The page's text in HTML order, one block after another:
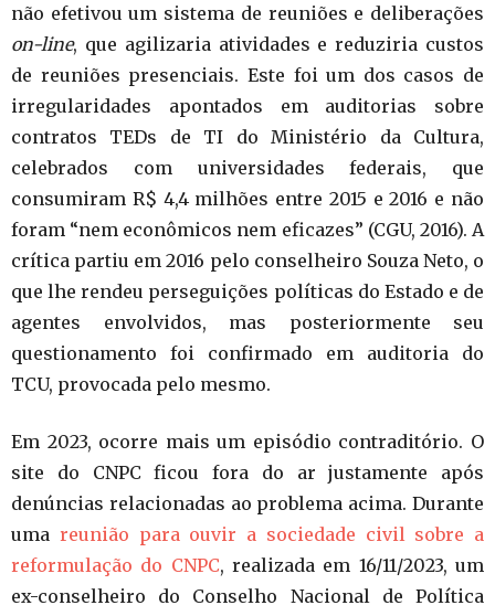
não efetivou um sistema de reuniões e deliberações
on-line, que agilizaria atividades e reduziria custos
de reuniões presenciais. Este foi um dos casos de
irregularidades apontados em auditorias sobre
contratos TEDs de TI do Ministério da Cultura,
celebrados com universidades federais, que
consumiram R$ 4,4 milhões entre 2015 e 2016 e não
foram “nem econômicos nem eficazes” (CGU, 2016). A
crítica partiu em 2016 pelo conselheiro Souza Neto, o
que lhe rendeu perseguições políticas do Estado e de
agentes envolvidos, mas posteriormente seu
questionamento foi confirmado em auditoria do
TCU, provocada pelo mesmo.
Em 2023, ocorre mais um episódio contraditório. O
site do CNPC ficou fora do ar justamente após
denúncias relacionadas ao problema acima. Durante
uma reunião para ouvir a sociedade civil sobre a
reformulação do CNPC, realizada em 16/11/2023, um
ex-conselheiro do Conselho Nacional de Política